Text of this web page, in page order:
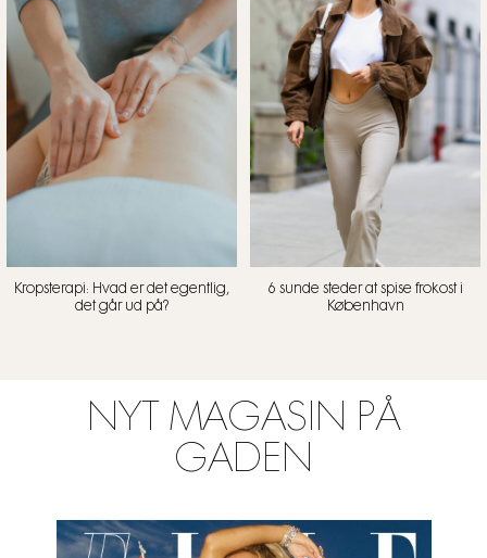
Kropsterapi: Hvad er det egentlig,
det går ud på?
6 sunde steder at spise frokost i
København
NYT MAGASIN PÅ
GADEN